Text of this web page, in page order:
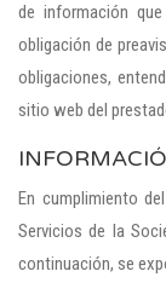
de información
obligación de
obligaciones,
sitio web del
En cumplimiento
Servicios de la
continuación, se